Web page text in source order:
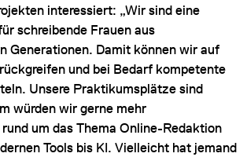
interessiert: „Wir sind eine
schreibende Frauen aus
Generationen. Damit können wir auf
und bei Bedarf kompetente
Unsere Praktikumsplätze sind
würden wir gerne mehr
um das Thema Online-Redaktion
Tools bis KI. Vielleicht hat jemand